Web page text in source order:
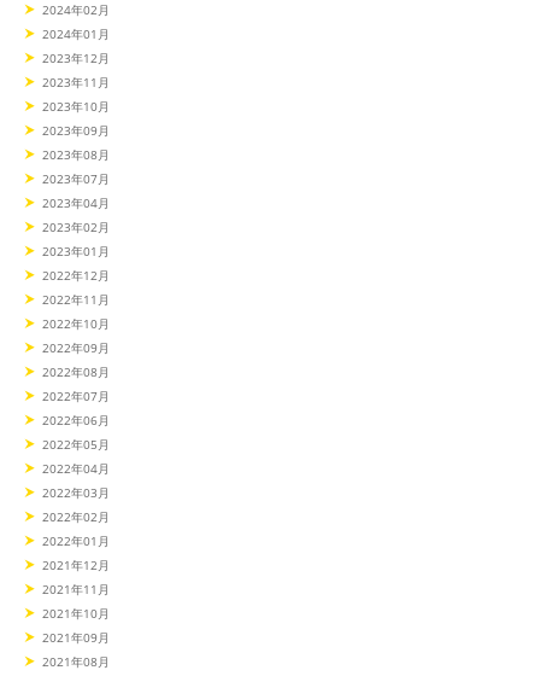
2024年02月
2024年01月
2023年12月
2023年11月
2023年10月
2023年09月
2023年08月
2023年07月
2023年04月
2023年02月
2023年01月
2022年12月
2022年11月
2022年10月
2022年09月
2022年08月
2022年07月
2022年06月
2022年05月
2022年04月
2022年03月
2022年02月
2022年01月
2021年12月
2021年11月
2021年10月
2021年09月
2021年08月